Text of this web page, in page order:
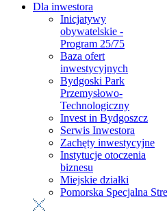
Dla inwestora
Inicjatywy
obywatelskie -
Program 25/75
Baza ofert
inwestycyjnych
Bydgoski Park
Przemysłowo-
Technologiczny
Invest in Bydgoszcz
Serwis Inwestora
Zachęty inwestycyjne
Instytucje otoczenia
biznesu
Miejskie działki
Pomorska Specjalna